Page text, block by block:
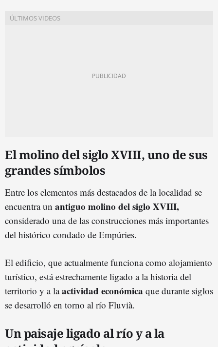
El molino del siglo XVIII, uno de sus
grandes símbolos
Entre los elementos más destacados de la localidad se
encuentra un antiguo molino del siglo XVIII,
considerado una de las construcciones más importantes
del histórico condado de Empúries.
El edificio, que actualmente funciona como alojamiento
turístico, está estrechamente ligado a la historia del
territorio y a laactividad económica que durante siglos
se desarrolló en torno al río Fluvià.
Un paisaje ligado al río y a la